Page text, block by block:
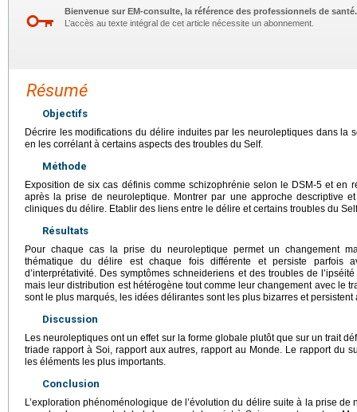
Bienvenue sur EM-consulte, la référence des professionnels de santé.
L’accès au texte intégral de cet article nécessite un abonnement.
Résumé
Objectifs
Décrire les modifications du délire induites par les neuroleptiques dans la
en les corrélant à certains aspects des troubles du Self.
Méthode
Exposition de six cas définis comme schizophrénie selon le DSM-5 et en
après la prise de neuroleptique. Montrer par une approche descriptive
cliniques du délire. Etablir des liens entre le délire et certains troubles du
Résultats
Pour chaque cas la prise du neuroleptique permet un changement
thématique du délire est chaque fois différente et persiste parfois
d’interprétativité. Des symptômes schneideriens et des troubles de
mais leur distribution est hétérogène tout comme leur changement avec le
sont le plus marqués, les idées délirantes sont les plus bizarres et persistent
Discussion
Les neuroleptiques ont un effet sur la forme globale plutôt que sur un trait
triade rapport à Soi, rapport aux autres, rapport au Monde. Le rapport du
les éléments les plus importants.
Conclusion
L’exploration phénoménologique de l’évolution du délire suite à la prise